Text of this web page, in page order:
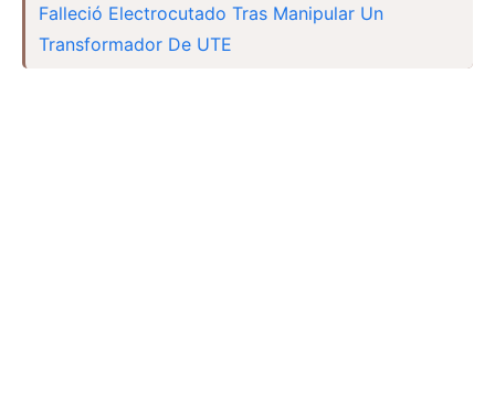
Falleció Electrocutado Tras Manipular Un
Transformador De UTE